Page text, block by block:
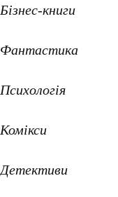
Бізнес-книги
Фантастика
Психологія
Комікси
Детективи